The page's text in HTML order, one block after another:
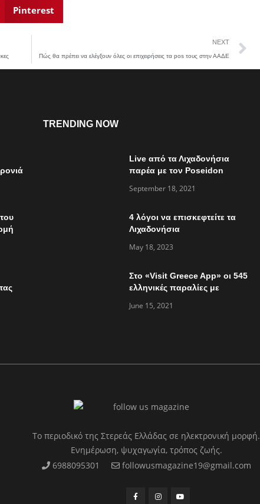
Pinterest
NEXT
Πώς θα πρέπει να ελέγξουν όλες οι επιχειρήσεις τα pos τους στην ΑΑΔΕ
TRENDING NOW
Live από τα Λιχαδονήσια
παρέα με τον Poseidon
συμβαίνει”
September 18, 2021
4 λόγοι να επισκεφτείτε τα
Λιχαδονήσια
May 18, 2023
Στο «Visit Greece App» οι 545
ελληνικές παραλίες με
June 15, 2021
Το περιοδικό της Στερεάς Ελλάδας σε ηλεκτρονική μορφή.
Ενημέρωση, ψυχαγωγία, τρόπος ζωής.
6988095301
followusmagazine19@gmail.com